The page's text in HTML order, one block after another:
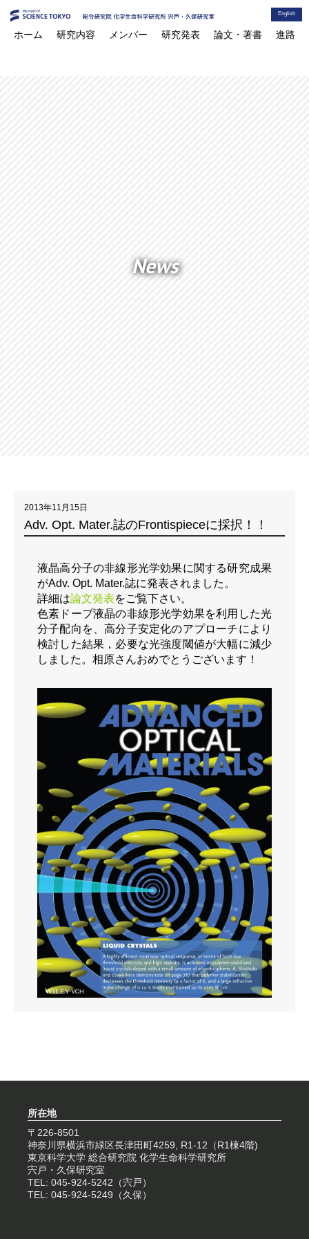
English
ホーム 研究内容 メンバー 研究発表 論文・著書 進路
News
2013年11月15日
Adv. Opt. Mater.誌のFrontispieceに採択！！
液晶高分子の非線形光学効果に関する研究成果
がAdv. Opt. Mater.誌に発表されました。
詳細は論文発表をご覧下さい。
色素ドープ液晶の非線形光学効果を利用した光
分子配向を、高分子安定化のアプローチにより
検討した結果，必要な光強度閾値が大幅に減少
しました。相原さんおめでとうございます！
所在地
〒226-8501
神奈川県横浜市緑区長津田町4259, R1-12（R1棟4階)
東京科学大学 総合研究院 化学生命科学研究所
宍戸・久保研究室
TEL: 045-924-5242（宍戸）
TEL: 045-924-5249（久保）